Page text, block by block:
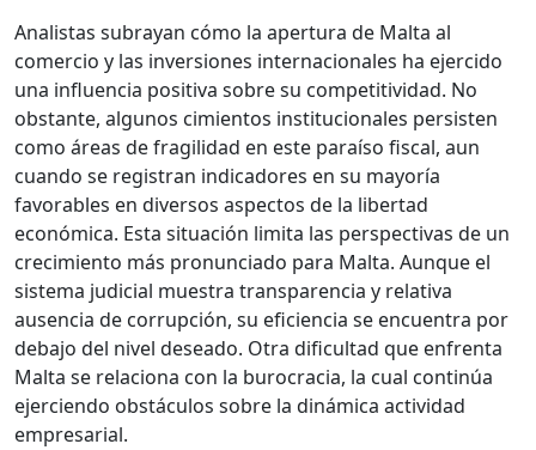
Analistas subrayan cómo la apertura de Malta al
comercio y las inversiones internacionales ha ejercido
una influencia positiva sobre su competitividad. No
obstante, algunos cimientos institucionales persisten
como áreas de fragilidad en este paraíso fiscal, aun
cuando se registran indicadores en su mayoría
favorables en diversos aspectos de la libertad
económica. Esta situación limita las perspectivas de un
crecimiento más pronunciado para Malta. Aunque el
sistema judicial muestra transparencia y relativa
ausencia de corrupción, su eficiencia se encuentra por
debajo del nivel deseado. Otra dificultad que enfrenta
Malta se relaciona con la burocracia, la cual continúa
ejerciendo obstáculos sobre la dinámica actividad
empresarial.